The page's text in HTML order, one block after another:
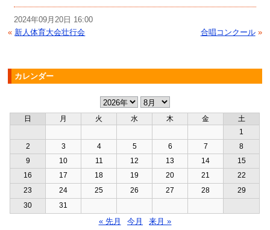
2024年09月20日 16:00
« 新人体育大会壮行会 合唱コンクール »
カレンダー
日 月 火 水 木 金
土
1
2
3 4 5 6 7
8
9
10 11 12 13 14
15
16
17 18 19 20 21
22
23
24 25 26 27 28
29
30
31
« 先月 今月 来月 »